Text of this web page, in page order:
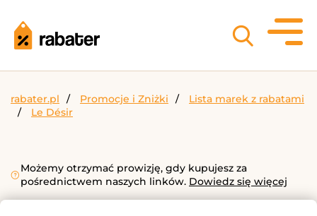
rabater.pl Promocje i Zniżki
Lista marek z rabatami
Le Désir
Możemy otrzymać prowizję, gdy kupujesz za
pośrednictwem naszych linków. Dowiedz się więcej